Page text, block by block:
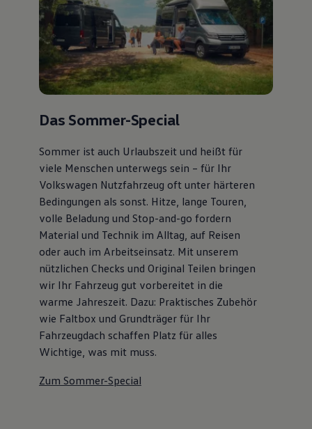
Das Sommer-Special
Sommer ist auch Urlaubszeit und heißt für
viele Menschen unterwegs sein – für Ihr
Volkswagen Nutzfahrzeug oft unter härteren
Bedingungen als sonst. Hitze, lange Touren,
volle Beladung und Stop-and-go fordern
Material und Technik im Alltag, auf Reisen
oder auch im Arbeitseinsatz. Mit unserem
nützlichen Checks und Original Teilen bringen
wir Ihr Fahrzeug gut vorbereitet in die
warme Jahreszeit. Dazu: Praktisches Zubehör
wie Faltbox und Grundträger für Ihr
Fahrzeugdach schaffen Platz für alles
Wichtige, was mit muss.
Zum Sommer-Special